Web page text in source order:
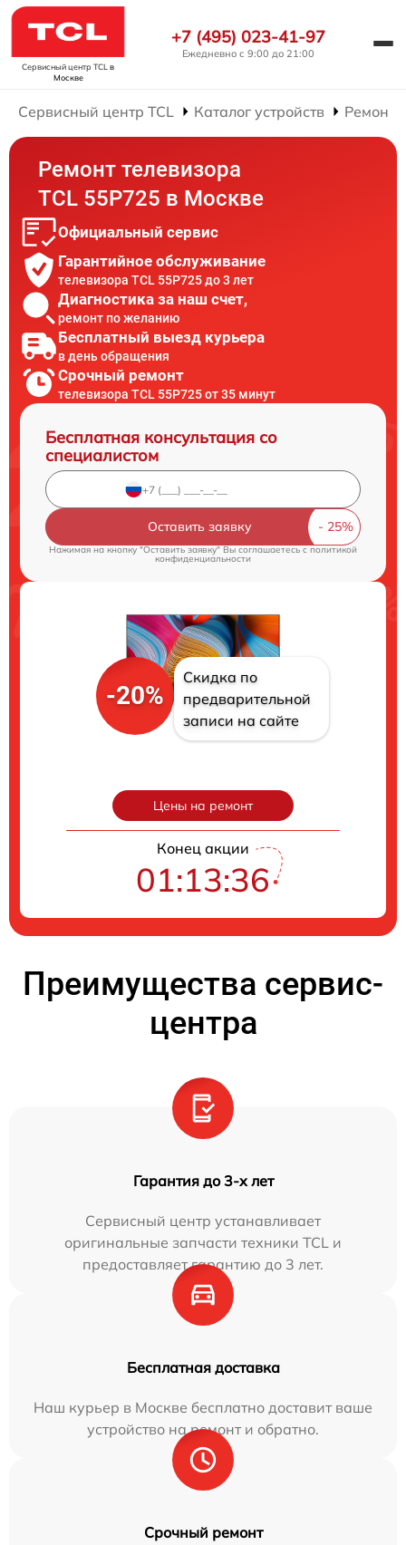
Сервисный центр TCL в
Москве
+7 (495) 023-41-97
Ежедневно с 9:00 до 21:00
Сервисный центр TCL Каталог устройств Ремонт
Ремонт телевизора
TCL 55P725 в Москве
Официальный сервис
Гарантийное обслуживание
телевизора TCL 55P725 до 3 лет
Диагностика за наш счет,
ремонт по желанию
Бесплатный выезд курьера
в день обращения
Срочный ремонт
телевизора TCL 55P725 от 35 минут
Бесплатная консультация со
специалистом
Оставить заявку
Нажимая на кнопку "Оставить заявку" Вы соглашаетесь cполитикой
конфиденциальности
-20%
Скидка по
предварительной
записи на сайте
Цены на ремонт
Конец акции
01:13:35
Преимущества сервис-
центра
Гарантия до 3-х лет
Сервисный центр устанавливает
оригинальные запчасти техники TCL и
предоставляет гарантию до 3 лет.
Бесплатная доставка
Наш курьер в Москве бесплатно доставит ваше
устройство на ремонт и обратно.
Срочный ремонт